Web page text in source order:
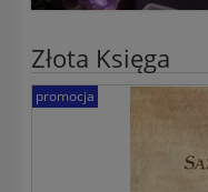
Złota Księga
promocja